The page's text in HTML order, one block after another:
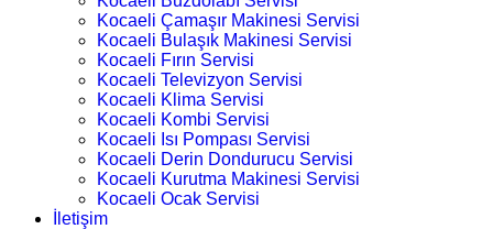
Kocaeli Çamaşır Makinesi Servisi
Kocaeli Bulaşık Makinesi Servisi
Kocaeli Fırın Servisi
Kocaeli Televizyon Servisi
Kocaeli Klima Servisi
Kocaeli Kombi Servisi
Kocaeli Isı Pompası Servisi
Kocaeli Derin Dondurucu Servisi
Kocaeli Kurutma Makinesi Servisi
Kocaeli Ocak Servisi
İletişim